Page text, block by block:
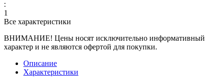
:
1
Все характеристики
ВНИМАНИЕ! Цены носят исключительно информативный
характер и не являются офертой для покупки.
Описание
Характеристики